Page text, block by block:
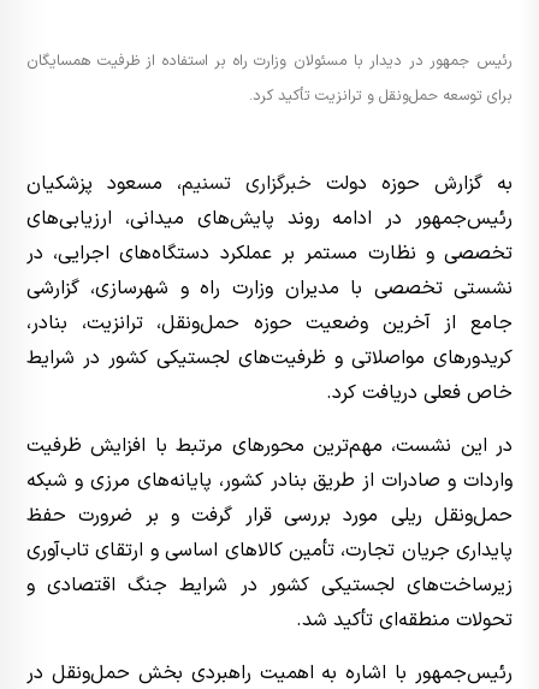
رئیس جمهور در دیدار با مسئولان وزارت راه بر استفاده از ظرفیت همسایگان
برای توسعه حمل‌ونقل و ترانزیت تأکید کرد.
به گزارش حوزه دولت خبرگزاری تسنیم، مسعود پزشکیان
رئیس‌جمهور در ادامه روند پایش‌های میدانی، ارزیابی‌های
تخصصی و نظارت مستمر بر عملکرد دستگاه‌های اجرایی، در
نشستی تخصصی با مدیران وزارت راه و شهرسازی، گزارشی
جامع از آخرین وضعیت حوزه حمل‌ونقل، ترانزیت، بنادر،
کریدورهای مواصلاتی و ظرفیت‌های لجستیکی کشور در شرایط
خاص فعلی دریافت کرد.
در این نشست، مهم‌ترین محورهای مرتبط با افزایش ظرفیت
واردات و صادرات از طریق بنادر کشور، پایانه‌های مرزی و شبکه
حمل‌ونقل ریلی مورد بررسی قرار گرفت و بر ضرورت حفظ
پایداری جریان تجارت، تأمین کالاهای اساسی و ارتقای تاب‌آوری
زیرساخت‌های لجستیکی کشور در شرایط جنگ اقتصادی و
تحولات منطقه‌ای تأکید شد.
رئیس‌جمهور با اشاره به اهمیت راهبردی بخش حمل‌ونقل در